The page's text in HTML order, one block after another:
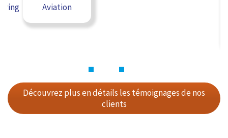
Aviation
Découvrez plus en détails les témoignages de nos
clients